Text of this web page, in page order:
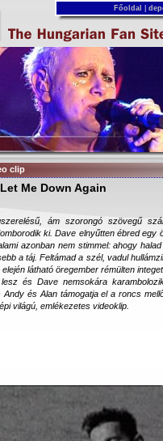
Főoldal
clip
Me Down Again
ám szorongó szövegű
ki. Dave elnyűtten ébred egy
azonban nem stimmel: ahogy
a táj. Feltámad a szél, vadul
látható öregember rémülten
és Dave nemsokára
és Alan támogatja el a roncs
világú, emlékezetes videoklip.